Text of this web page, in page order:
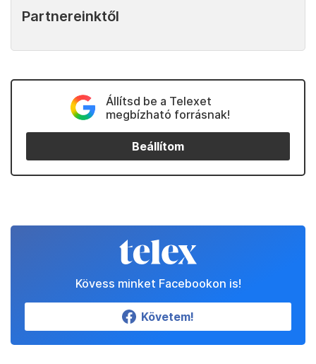
Partnereinktől
Állítsd be a Telexet
megbízható forrásnak!
Beállítom
Kövess minket Facebookon is!
Követem!